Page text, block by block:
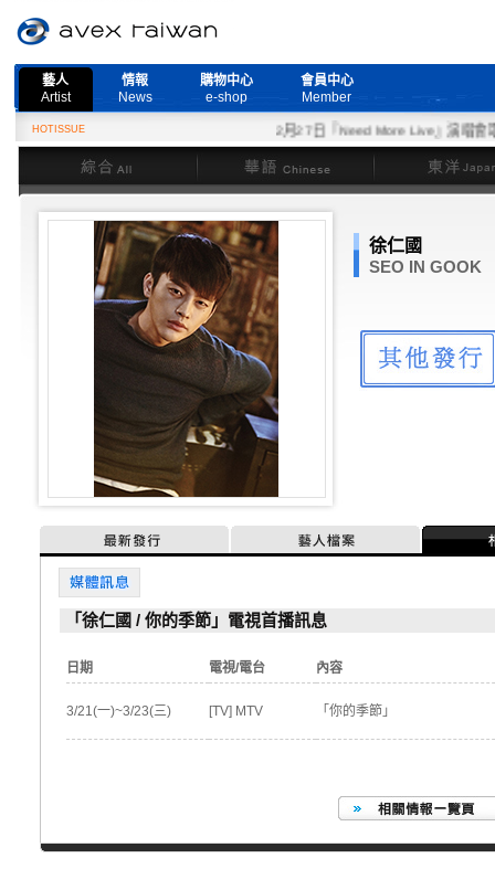
藝人
Artist
情報
News
購物中心
e-shop
會員中心
Member
HOTISSUE
2月27日『Need More Live』演唱會取消
綜合
華語 東洋
徐仁國
SEO IN GOOK
最新發行 藝人檔案
媒體訊息
「徐仁國 / 你的季節」電視首播訊息
日期 電視/電台 內容
3/21(一)~3/23(三) [TV] MTV 「你的季節」